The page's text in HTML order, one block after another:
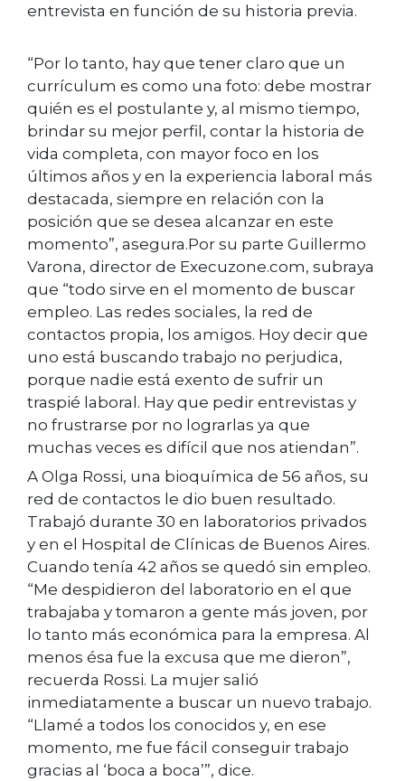
entrevista en función de su historia previa.
“Por lo tanto, hay que tener claro que un
currículum es como una foto: debe mostrar
quién es el postulante y, al mismo tiempo,
brindar su mejor perfil, contar la historia de
vida completa, con mayor foco en los
últimos años y en la experiencia laboral más
destacada, siempre en relación con la
posición que se desea alcanzar en este
momento”, asegura.Por su parte Guillermo
Varona, director de Execuzone.com, subraya
que “todo sirve en el momento de buscar
empleo. Las redes sociales, la red de
contactos propia, los amigos. Hoy decir que
uno está buscando trabajo no perjudica,
porque nadie está exento de sufrir un
traspié laboral. Hay que pedir entrevistas y
no frustrarse por no lograrlas ya que
muchas veces es difícil que nos atiendan”.
A Olga Rossi, una bioquímica de 56 años, su
red de contactos le dio buen resultado.
Trabajó durante 30 en laboratorios privados
y en el Hospital de Clínicas de Buenos Aires.
Cuando tenía 42 años se quedó sin empleo.
“Me despidieron del laboratorio en el que
trabajaba y tomaron a gente más joven, por
lo tanto más económica para la empresa. Al
menos ésa fue la excusa que me dieron”,
recuerda Rossi. La mujer salió
inmediatamente a buscar un nuevo trabajo.
“Llamé a todos los conocidos y, en ese
momento, me fue fácil conseguir trabajo
gracias al ‘boca a boca’”, dice.